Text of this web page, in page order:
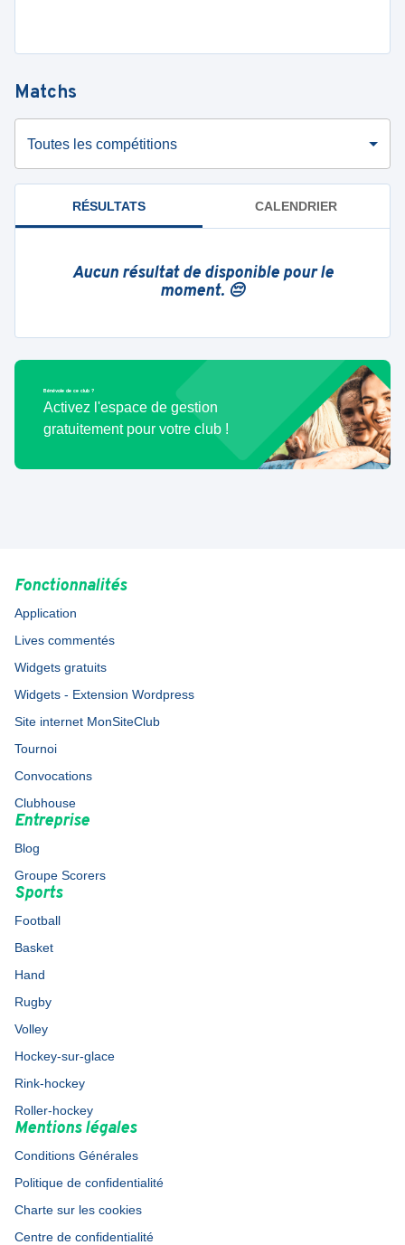
Matchs
Toutes les compétitions
RÉSULTATS CALENDRIER
Aucun résultat de disponible pour le
moment. 😔
Bénévole de ce club ?
Activez l'espace de gestion
gratuitement pour votre club !
Fonctionnalités
Application
Lives commentés
Widgets gratuits
Widgets - Extension Wordpress
Site internet MonSiteClub
Tournoi
Convocations
Clubhouse
Entreprise
Blog
Groupe Scorers
Sports
Football
Basket
Hand
Rugby
Volley
Hockey-sur-glace
Rink-hockey
Roller-hockey
Mentions légales
Conditions Générales
Politique de confidentialité
Charte sur les cookies
Centre de confidentialité